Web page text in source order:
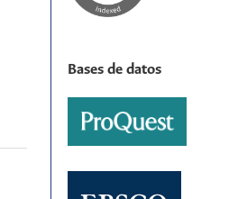
Bases de datos